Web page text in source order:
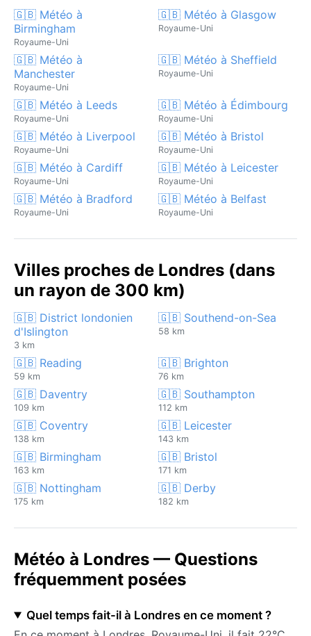
🇬🇧 Météo à
Birmingham
Royaume-Uni
🇬🇧 Météo à Glasgow
Royaume-Uni
🇬🇧 Météo à
Manchester
Royaume-Uni
🇬🇧 Météo à Sheffield
Royaume-Uni
🇬🇧 Météo à Leeds
Royaume-Uni
🇬🇧 Météo à Édimbourg
Royaume-Uni
🇬🇧 Météo à Liverpool
Royaume-Uni
🇬🇧 Météo à Bristol
Royaume-Uni
🇬🇧 Météo à Cardiff
Royaume-Uni
🇬🇧 Météo à Leicester
Royaume-Uni
🇬🇧 Météo à Bradford
Royaume-Uni
🇬🇧 Météo à Belfast
Royaume-Uni
Villes proches de Londres (dans
un rayon de 300 km)
🇬🇧 District londonien
d'Islington
3 km
🇬🇧 Southend-on-Sea
58 km
🇬🇧 Reading
59 km
🇬🇧 Brighton
76 km
🇬🇧 Daventry
109 km
🇬🇧 Southampton
112 km
🇬🇧 Coventry
138 km
🇬🇧 Leicester
143 km
🇬🇧 Birmingham
163 km
🇬🇧 Bristol
171 km
🇬🇧 Nottingham
175 km
🇬🇧 Derby
182 km
Météo à Londres — Questions
fréquemment posées
Quel temps fait-il à Londres en ce moment ?